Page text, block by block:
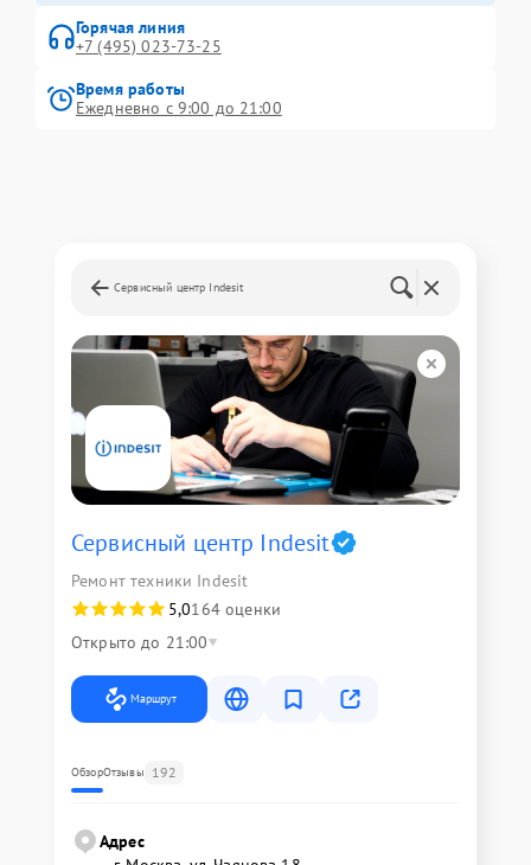
Горячая линия
+7 (495) 023-73-25
Время работы
Ежедневно с 9:00 до 21:00
Сервисный центр Indesit
Сервисный центр Indesit
Ремонт техники Indesit
5,0164 оценки
Открыто до 21:00
Маршрут
ОбзорОтзывы 192
Адрес